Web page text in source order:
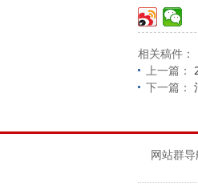
相关稿件：
上一篇：
下一篇：
网站群导